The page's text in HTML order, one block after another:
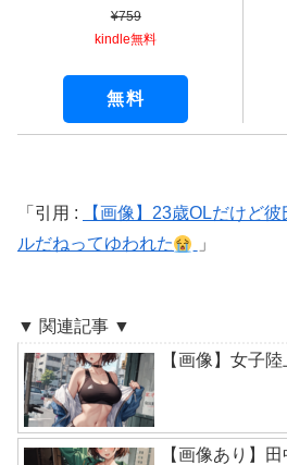
¥759
kindle無料
無料
引用 :
【画像】23歳OLだけど
ルだねってゆわれた
▼ 関連記事 ▼
【画像】女子
【画像あり】